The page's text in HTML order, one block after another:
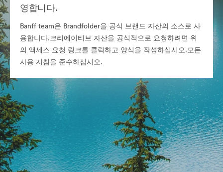
영합니다.
Banff team은 Brandfolder을 공식 브랜드 자산의 소스로 사
용합니다.크리에이티브 자산을 공식적으로 요청하려면 위
의 액세스 요청 링크를 클릭하고 양식을 작성하십시오.모든
사용 지침을 준수하십시오.